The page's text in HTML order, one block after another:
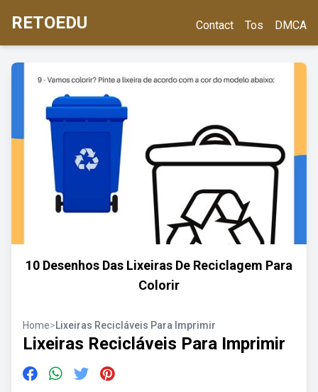
RETOEDU Contact Tos DMCA
10 Desenhos Das Lixeiras De Reciclagem Para
Colorir
Home>Lixeiras Recicláveis Para Imprimir
Lixeiras Recicláveis Para Imprimir